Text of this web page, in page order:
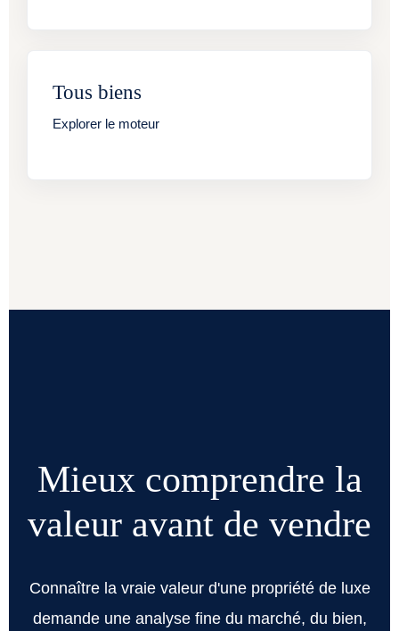
Tous biens
Explorer le moteur
Mieux comprendre la
valeur avant de vendre
Connaître la vraie valeur d'une propriété de luxe
demande une analyse fine du marché, du bien,